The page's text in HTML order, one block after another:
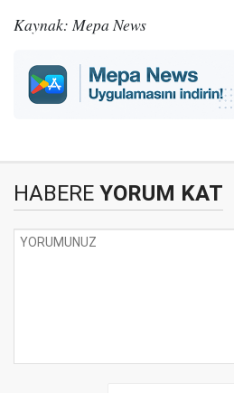
Kaynak: Mepa News
HABERE YORUM KAT